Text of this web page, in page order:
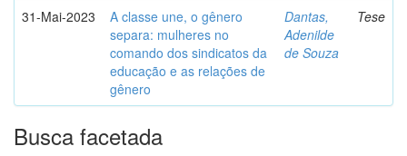
31-Mai-2023
A classe une, o gênero
separa: mulheres no
comando dos sindicatos da
educação e as relações de
gênero
Dantas,
Adenilde
de Souza
Tese
Busca facetada